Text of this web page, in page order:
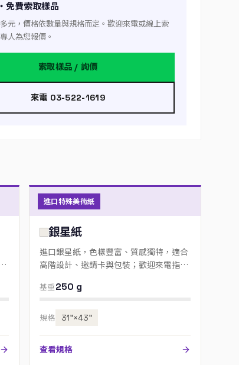
免費索取樣品
元，價格依數量與規格而定。歡迎來電或線上索
人為您報價。
索取樣品 / 詢價
來電 03-522-1619
進口特殊美術紙
銀星紙
進口銀星紙，色樣豐富、質感獨特，適合
高階設計、邀請卡與包裝；歡迎來電指定
基重250 g
規格 31”×43”
查看規格